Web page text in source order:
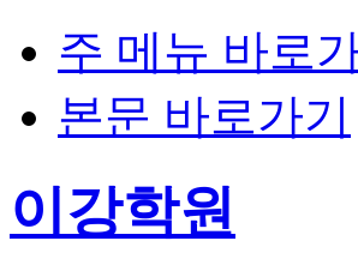
주 메뉴 바로
본문 바로가기
이강학원